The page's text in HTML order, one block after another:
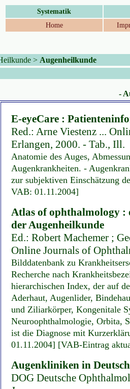
Systematik
Home
> Augenheilkunde
-
E-eyeCare :
Red.: Arne Viestenz ...
Erlangen, 2000. - Tab., Ill.
Anatomie des Auges,
Augenkrankheiten. -
zur subjektiven Einschätzung
VAB: 01.11.2004]
Atlas of ophthalmology :
der Augenheilkunde
Ed.: Robert Machemer ;
Online Journals of
Bilddatenbank zu
Recherche nach
hierarchischen Index, der auf
Aderhaut, Augenlider,
und Ziliarkörper, Kongenitale
Neuroophthalmologie, Orbita,
ist die Diagnose mit
01.11.2004] [VAB-Eintrag
Augenkliniken in
DOG Deutsche